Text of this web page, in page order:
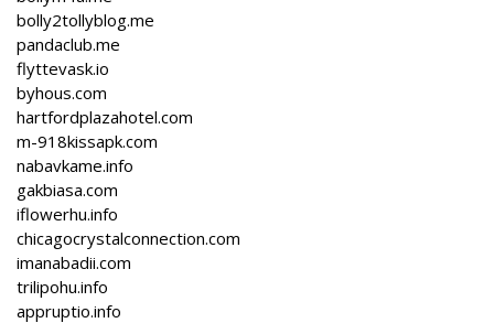
bolly2tollyblog.me
pandaclub.me
flyttevask.io
byhous.com
hartfordplazahotel.com
m-918kissapk.com
nabavkame.info
gakbiasa.com
iflowerhu.info
chicagocrystalconnection.com
imanabadii.com
trilipohu.info
appruptio.info